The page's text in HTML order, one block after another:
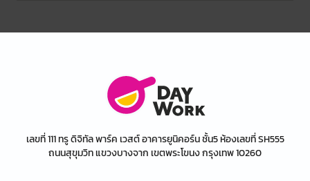
เลขที่ 111 ทรู ดิจิทัล พาร์ค เวสต์ อาคารยูนิคอร์น ชั้น5 ห้องเลขที่ SH555
ถนนสุขุมวิท แขวงบางจาก เขตพระโขนง กรุงเทพ 10260